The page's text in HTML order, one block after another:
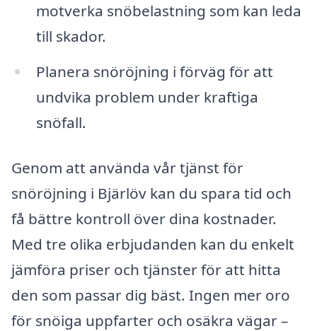
motverka snöbelastning som kan leda
till skador.
Planera snöröjning i förväg för att
undvika problem under kraftiga
snöfall.
Genom att använda vår tjänst för
snöröjning i Bjärlöv kan du spara tid och
få bättre kontroll över dina kostnader.
Med tre olika erbjudanden kan du enkelt
jämföra priser och tjänster för att hitta
den som passar dig bäst. Ingen mer oro
för snöiga uppfarter och osäkra vägar –